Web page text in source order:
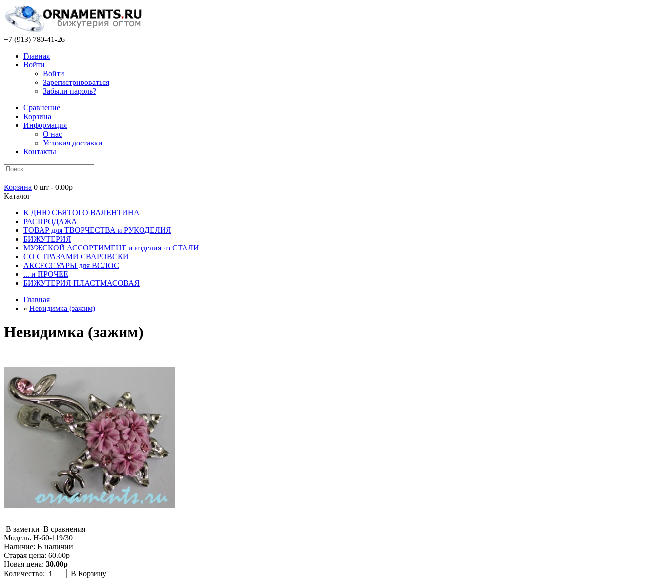
+7 (913) 780-41-26
Главная
Войти
Войти
Зарегистрироваться
Забыли пароль?
Сравнение
Корзина
Информация
О нас
Условия доставки
Контакты
Корзина 0 шт - 0.00р
Каталог
К ДНЮ СВЯТОГО ВАЛЕНТИНА
РАСПРОДАЖА
ТОВАР для ТВОРЧЕСТВА и РУКОДЕЛИЯ
БИЖУТЕРИЯ
МУЖСКОЙ АССОРТИМЕНТ и изделия из СТАЛИ
СО СТРАЗАМИ СВАРОВСКИ
АКСЕССУАРЫ для ВОЛОС
... и ПРОЧЕЕ
БИЖУТЕРИЯ ПЛАСТМАСОВАЯ
Главная
» Невидимка (зажим)
Невидимка (зажим)
В заметки В сравнения
Модель: Н-60-119/30
Наличие: В наличии
Старая цена: 60.00р
Новая цена: 30.00р
Количество:
В Корзину